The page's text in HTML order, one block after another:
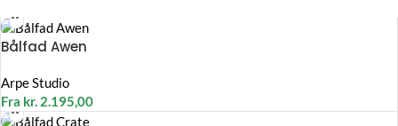
Bålfad Awen
Arpe Studio
Fra kr. 2.195,00